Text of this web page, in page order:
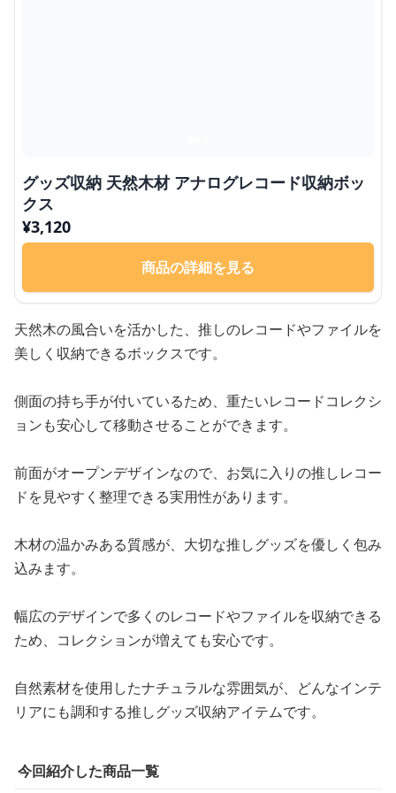
グッズ収納 天然木材 アナログレコード収納ボッ
クス
¥3,120
商品の詳細を見る
天然木の風合いを活かした、推しのレコードやファイルを
美しく収納できるボックスです。
側面の持ち手が付いているため、重たいレコードコレクシ
ョンも安心して移動させることができます。
前面がオープンデザインなので、お気に入りの推しレコー
ドを見やすく整理できる実用性があります。
木材の温かみある質感が、大切な推しグッズを優しく包み
込みます。
幅広のデザインで多くのレコードやファイルを収納できる
ため、コレクションが増えても安心です。
自然素材を使用したナチュラルな雰囲気が、どんなインテ
リアにも調和する推しグッズ収納アイテムです。
今回紹介した商品一覧